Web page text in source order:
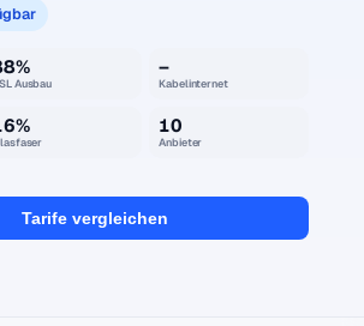
Ausbau
–
Kabelinternet
10
Anbieter
Tarife vergleichen